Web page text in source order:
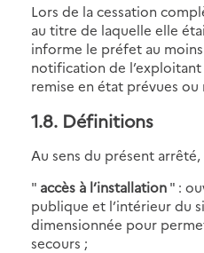
Lors de la cessation
au titre de laquelle elle
informe le préfet au moins
notification de
remise en état prévues ou
1.8. Définitions
Au sens du présent
" accès à l’installation" :
publique et l’intérieur du
dimensionnée pour
secours ;